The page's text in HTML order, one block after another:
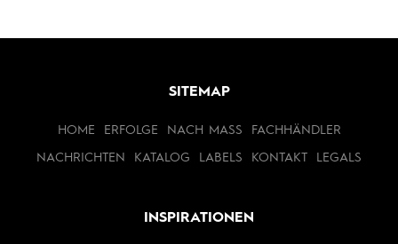
SITEMAP
HOME ERFOLGE NACH MASS FACHHÄNDLER
NACHRICHTEN KATALOG LABELS KONTAKT LEGALS
INSPIRATIONEN